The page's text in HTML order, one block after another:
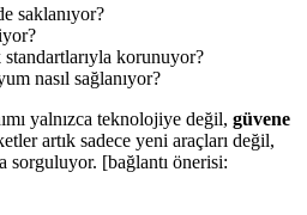
saklanıyor?
korunuyor?
nasıl sağlanıyor?
yalnızca teknolojiye değil, güvene
artık sadece yeni araçları değil,
sorguluyor. [bağlantı önerisi: